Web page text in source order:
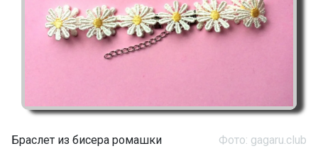
Браслет из бисера ромашки Фото: gagaru.club